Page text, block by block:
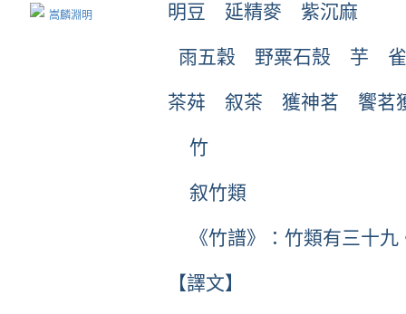
嵩麟淵明
明豆 延精麥 紫沉麻
雨五穀 野粟石殼 芋
茶荈 叙茶 獲神茗 饗茗
竹
叙竹類
《竹譜》：竹類有三十九
【譯文】